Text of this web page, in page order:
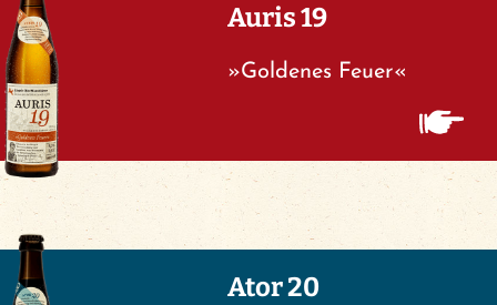
Auris 19
»Goldenes Feuer«
Ator 20